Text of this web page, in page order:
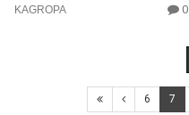
KAGROPA 0
6 7